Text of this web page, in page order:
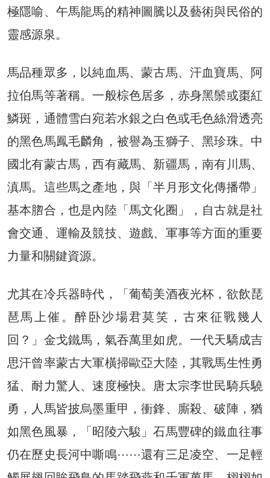
極隱喻、午馬龍馬的精神圖騰以及藝術與民俗的
靈感源泉。
馬品種眾多，以純血馬、蒙古馬、汗血寶馬、阿
拉伯馬等著稱。一般棕色居多，赤身黑鬃或棗紅
鱗斑，通體雪白宛若水銀之白色或毛色絲滑透亮
的黑色馬鳳毛麟角，被譽為玉獅子、黑珍珠。中
國北有蒙古馬，西有藏馬、新疆馬，南有川馬、
滇馬。這些馬之產地，與「半月形文化傳播帶」
基本脗合，也是內陸「馬文化圈」，自古就是社
會交通、運輸及競技、遊戲、軍事等方面的重要
力量和關鍵資源。
尤其在冷兵器時代，「葡萄美酒夜光杯，欲飲琵
琶馬上催。醉卧沙場君莫笑，古來征戰幾人
回？」金戈鐵馬，氣吞萬里如虎。一代天驕成吉
思汗曾率蒙古大軍橫掃歐亞大陸，其戰馬生性勇
猛、耐力驚人、速度極快。唐太宗李世民騎兵驍
勇，人馬皆披烏墨重甲，衝鋒、廝殺、破陣，猶
如黑色風暴，「昭陵六駿」石馬豐碑的鐵血往事
仍在歷史長河中嘶鳴⋯⋯還有三足凌空、一足輕